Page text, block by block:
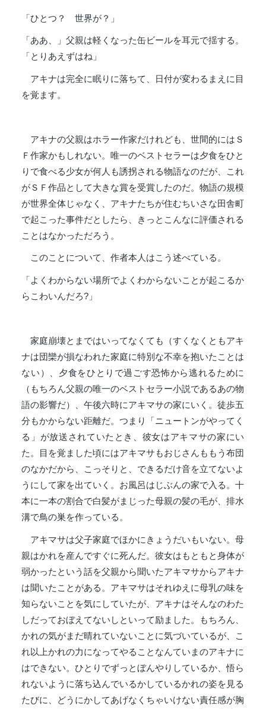
「ひとつ？ 世界が？」
「ああ、」父親は軽くなった缶ビールを耳元で揺する。
「とりあえずはね」
アキナは完全に眠りに落ちて、日付が変わるまえに目
を覚ます。
アキナの父親はホラー作家だけれども、世間的にはＳ
Ｆ作家かもしれない。唯一のベストセラーは夕食をひと
りで食べる少女が何人も誘拐される物語なのだが、これ
がＳＦ作品として大きな賞を受賞したのだ。物語の規模
が世界全体じゃなく、アキナたちが住むちいさな田舎町
で起こった事件だとしたら、きっとこんなに評価される
ことはなかっただろう。
このことについて、作者本人はこう述べている。
「よくわからない場所でよくわからないことが起こるか
らこわいんだろ?」
家庭崩壊とまではいってなくても（すくなくともアキ
ナは団欒が損なわれた家庭に特別な不幸を抱いたことは
ない）、夕食をひとりで過ごす恐怖から逃れるために
（もちろん父親の唯一のベストセラー小説であるあの物
語の影響だ）、午後六時にアキマサの家にいく。徒歩五
分もかからない距離だ。つまり「ニュートンがやってく
る」が放送されていたとき、彼女はアキマサの家にい
た。目を覚ました頃にはアキマサもおじさんももう布団
のなかだから、こっそりと、できるだけ音を立てないよ
うにして家を出ていく。お風呂はじぶんの家で入る。十
本に一本の割合で白髪がまじった母親の髪の毛が、排水
溝で鳥の巣を作っている。
アキマサは父子家庭でほかにきょうだいもいない。母
親はかれを産んですぐに死んだ。彼女はもともと身体が
弱かったという話を父親から聞いたアキマサからアキナ
は聞いたことがある。アキマサはそれゆえに母乳の味を
知らないことを気にしていたが、アキナはそんなのわた
しだっておぼえてないしといって励ました。もちろん、
かれの気がまだ晴れていないことに気づいているが、こ
れ以上かれの力になってやることなんていまのアキナに
はできない。ひとりでずっとぼんやりしているか、悟ら
れないように落ち込んでいるかしているかれの姿を見る
たびに、どうにかしてあげなくちゃいけない責任感が胸